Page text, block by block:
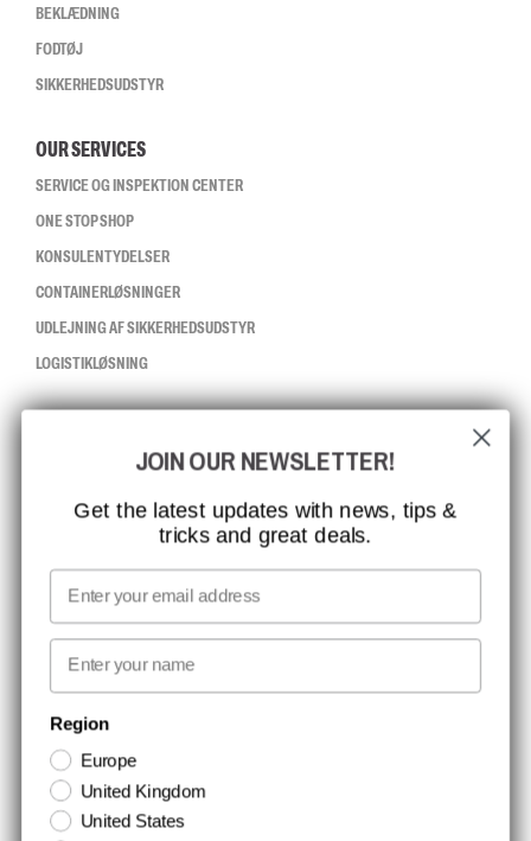
BEKLÆDNING
FODTØJ
SIKKERHEDSUDSTYR
OUR SERVICES
SERVICE OG INSPEKTION CENTER
ONE STOP SHOP
KONSULENTYDELSER
CONTAINERLØSNINGER
UDLEJNING AF SIKKERHEDSUDSTYR
LOGISTIKLØSNING
ISO-CERTIFICERING
GLOBAL RÆKKEVIDDE
MISSION, VISION OG VÆRDIER
KONTAKT
MEDIA
NYHEDSBREV TILMELDING
Hold dig opdateret med gode tilbud og produktnyheder. Din e-mail
opbevares sikkert og du kan til enhver tid
JOIN OUR NEWSLETTER!
Get the latest updates with news, tips &
tricks and great deals.
Email
First name
Region
Europe
United Kingdom
United States